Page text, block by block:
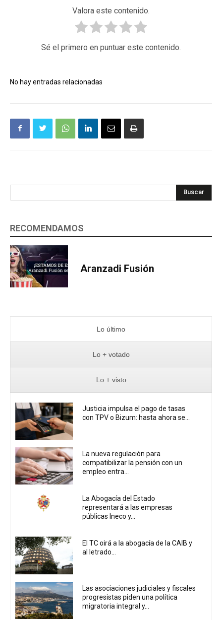
Valora este contenido.
Sé el primero en puntuar este contenido.
No hay entradas relacionadas
Buscar
RECOMENDAMOS
Aranzadi Fusión
Lo último
Lo + votado
Lo + visto
Justicia impulsa el pago de tasas
con TPV o Bizum: hasta ahora se...
La nueva regulación para
compatibilizar la pensión con un
empleo entra...
La Abogacía del Estado
representará a las empresas
públicas Ineco y...
El TC oirá a la abogacía de la CAIB y
al letrado...
Las asociaciones judiciales y fiscales
progresistas piden una política
migratoria integral y...